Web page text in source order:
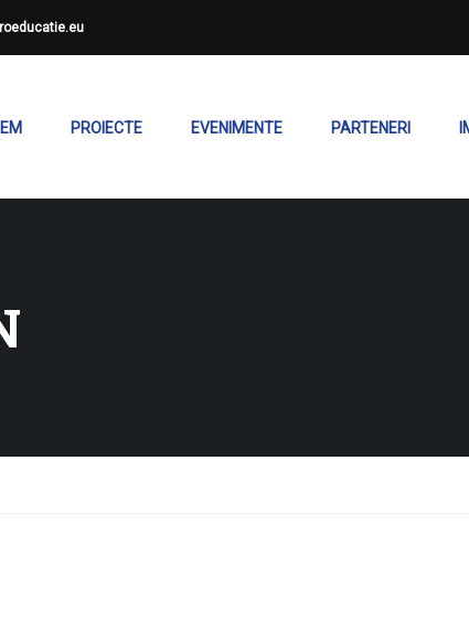
PROIECTE EVENIMENTE PARTENERI